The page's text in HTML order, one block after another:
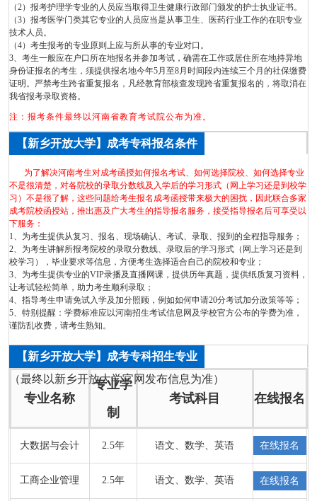
（2）报考护理学专业的人员应当取得卫生健康行政部门颁发的护士执业证书。
（3）报考医学门类其它专业的人员应当是从事卫生、医药行业工作的在职专业
技术人员。
（4）考生报考的专业原则上应与所从事的专业对口。
3、考生一般应在户口所在地报名并参加考试，确需在工作或居住所在地持异地
身份证报名的考生，须提供报名地今年5月至8月时间段内连续三个月的社保缴费
证明。严禁考生跨省重复报名，凡经教育部核查发现跨省重复报名的，将取消在
我省报考录取资格。
注：报考条件最终以河南省教育考试院公布为准。
【新乡开放大学】成考专科报名条件
为了解决河南考生对成考函授如何报名考试、如何选择院校、如何选择专业
不是很清楚，对各院校的录取分数线及入学后的学习形式（网上学习还是到校学
习）不是很了解，这些问题给考生报名成考函授带来极大的困扰，因此联合多家
成考院校函授站，推出惠及广大考生的指导报名服务，接受指导报名后可享受以
下服务：
1、为考生提供从复习、报名、现场确认、考试、录取、报到的全程指导服务；
2、为考生讲解所报考院校的录取分数线、录取后的学习形式（网上学习还是到
校学习），毕业要求等信息，方便考生选择适合自己的院校和专业；
3、为考生提供专业的VIP录播及直播网课，提供历年真题，提供纸质复习资料，
让考试轻松简单，助力考生顺利录取；
4、指导考生申请免试入学及加分照顾，例如如何申请20分考试加分政策等等；
5、特别提醒：学费标准应以河南招生考试信息网及学校官方公布的学费为准，
谨防乱收费，请考生熟知。
【新乡开放大学】成考专科招生专业
（最终以新乡开放大学官网发布信息为准）
专业名称
专业学
制
考试科目 在线报名
大数据与会计 2.5年 语文、数学、英语 在线报名
工商企业管理 2.5年 语文、数学、英语 在线报名